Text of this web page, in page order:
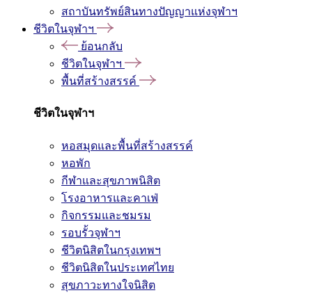
สถาบันทรัพย์สินทางปัญญาแห่งจุฬาฯ
ชีวิตในจุฬาฯ
ย้อนกลับ
ชีวิตในจุฬาฯ
พื้นที่สร้างสรรค์
ชีวิตในจุฬาฯ
หอสมุดและพื้นที่สร้างสรรค์
หอพัก
กีฬาและสุขภาพนิสิต
โรงอาหารและคาเฟ่
กิจกรรมและชมรม
รอบรั้วจุฬาฯ
ชีวิตนิสิตในกรุงเทพฯ
ชีวิตนิสิตในประเทศไทย
สุขภาวะทางใจนิสิต